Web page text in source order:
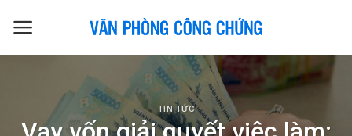
TIN TỨC